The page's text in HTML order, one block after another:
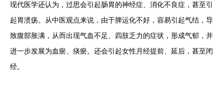
现代医学还认为，过思会引起肠胃的神经症、消化不良症，甚至引
起胃溃疡。从中医观点来说，由于脾运化不好，容易引起气结，导
致腹部胀满，从而出现气血不足、四肢乏力的症状，形成气郁，并
进一步发展为血瘀、痰瘀。还会引起女性月经提前、延后，甚至闭
经。